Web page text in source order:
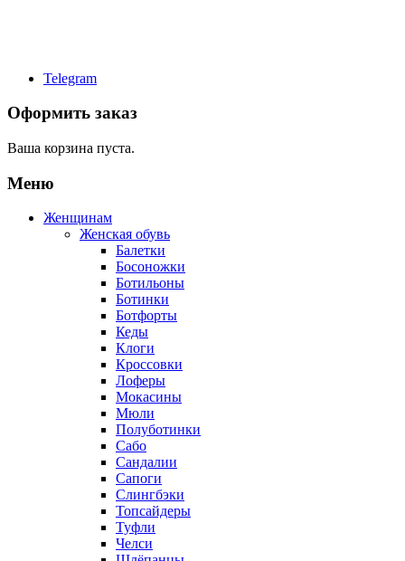
Telegram
Оформить заказ
Ваша корзина пуста.
Меню
Женщинам
Женская обувь
Балетки
Босоножки
Ботильоны
Ботинки
Ботфорты
Кеды
Клоги
Кроссовки
Лоферы
Мокасины
Мюли
Полуботинки
Сабо
Сандалии
Сапоги
Слингбэки
Топсайдеры
Туфли
Челси